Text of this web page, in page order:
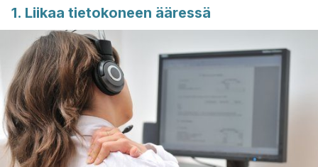
1. Liikaa tietokoneen ääressä